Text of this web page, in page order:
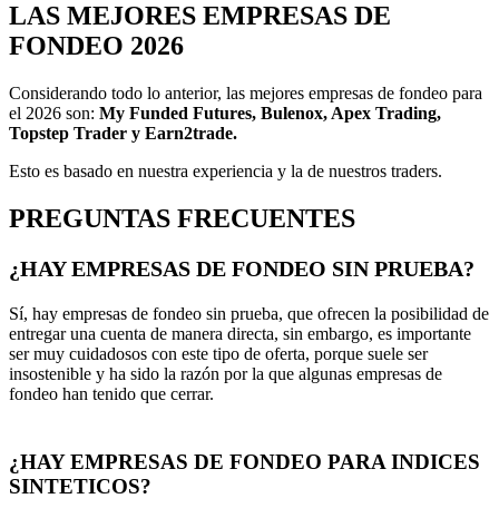
LAS MEJORES EMPRESAS DE
FONDEO 2026
Considerando todo lo anterior, las mejores empresas de fondeo para
el 2026 son: My Funded Futures, Bulenox, Apex Trading,
Topstep Trader y Earn2trade.
Esto es basado en nuestra experiencia y la de nuestros traders.
PREGUNTAS FRECUENTES
¿HAY EMPRESAS DE FONDEO SIN PRUEBA?
Sí, hay empresas de fondeo sin prueba, que ofrecen la posibilidad de
entregar una cuenta de manera directa, sin embargo, es importante
ser muy cuidadosos con este tipo de oferta, porque suele ser
insostenible y ha sido la razón por la que algunas empresas de
fondeo han tenido que cerrar.
¿HAY EMPRESAS DE FONDEO PARA INDICES
SINTETICOS?